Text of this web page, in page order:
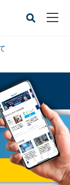
立
三菱汽車と